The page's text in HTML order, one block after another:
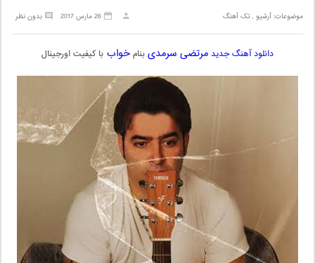
موضوعات:آرشیو ,تک آهنگ بدون نظر 26 مارس 2017
دانلود آهنگ جدید مرتضی سرمدیبنامخواب با کیفیت اورجینال